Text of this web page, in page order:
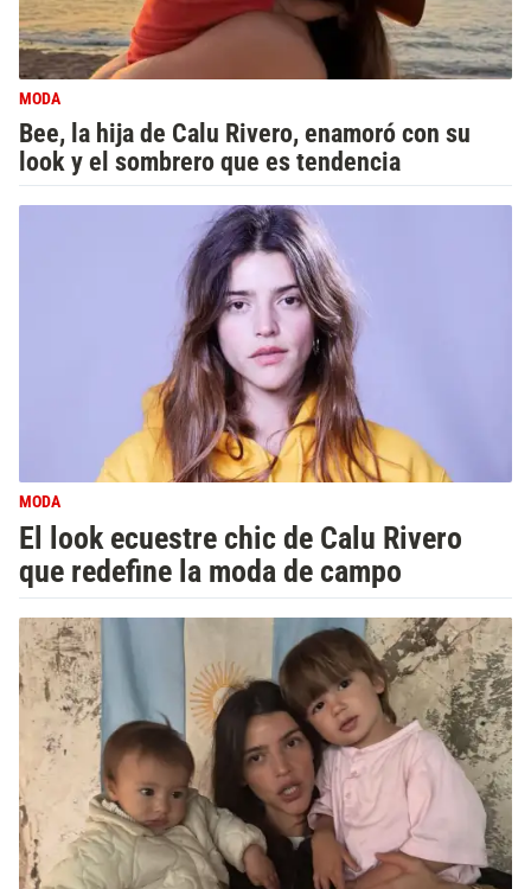
MODA
Bee, la hija de Calu Rivero, enamoró con su
look y el sombrero que es tendencia
MODA
El look ecuestre chic de Calu Rivero
que redefine la moda de campo